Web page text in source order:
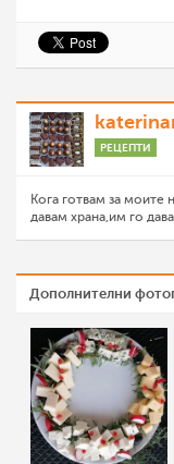
РЕЦЕПТИ
Кога готвам за моите
давам храна,им го
Дополнителни